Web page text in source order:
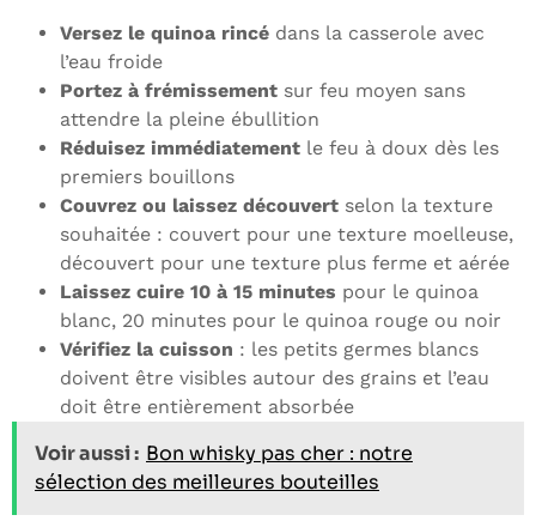
Versez le quinoa rincé dans la casserole avec
l’eau froide
Portez à frémissement sur feu moyen sans
attendre la pleine ébullition
Réduisez immédiatement le feu à doux dès les
premiers bouillons
Couvrez ou laissez découvert selon la texture
souhaitée : couvert pour une texture moelleuse,
découvert pour une texture plus ferme et aérée
Laissez cuire 10 à 15 minutes pour le quinoa
blanc, 20 minutes pour le quinoa rouge ou noir
Vérifiez la cuisson : les petits germes blancs
doivent être visibles autour des grains et l’eau
doit être entièrement absorbée
Voir aussi : Bon whisky pas cher : notre
sélection des meilleures bouteilles